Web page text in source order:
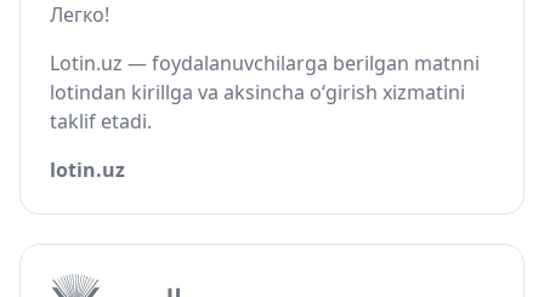
Легко!
Lotin.uz — foydalanuvchilarga berilgan matnni
lotindan kirillga va aksincha o‘girish xizmatini
taklif etadi.
lotin.uz